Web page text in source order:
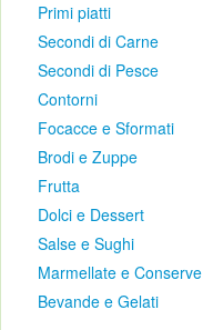
Primi piatti
Secondi di Carne
Secondi di Pesce
Contorni
Focacce e Sformati
Brodi e Zuppe
Frutta
Dolci e Dessert
Salse e Sughi
Marmellate e Conserve
Bevande e Gelati